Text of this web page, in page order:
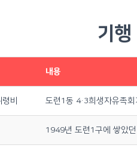
기행
내용
비 도련1동 4·3희생자유족
1949년 도련1구에 쌓았